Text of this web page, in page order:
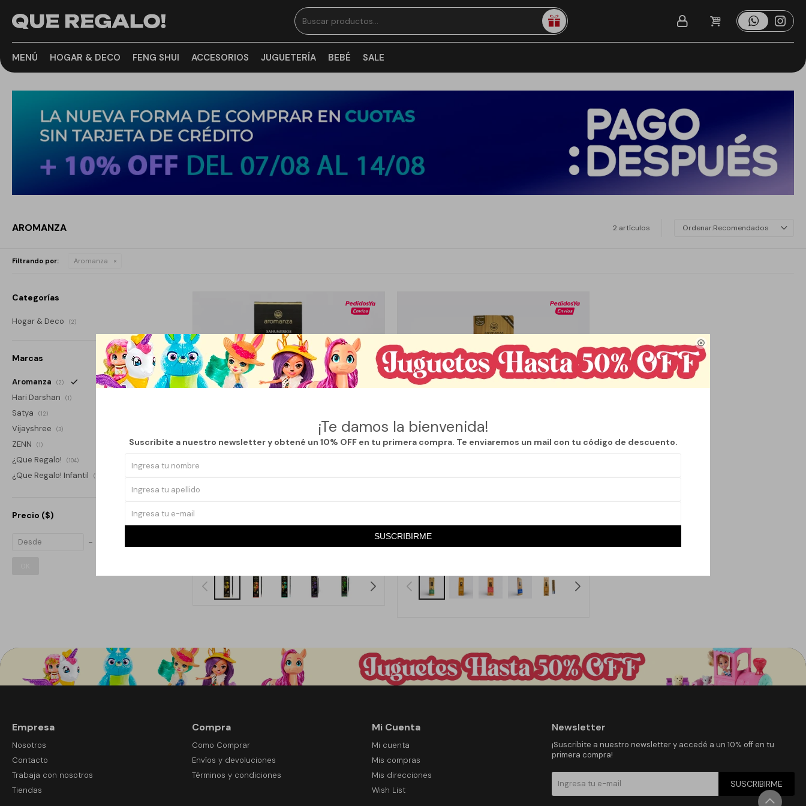

¡Te damos la bienvenida!
Suscribite a nuestro newsletter y obtené un 10% OFF en tu primera compra. Te enviaremos un mail con tu código de descuento.
SUSCRIBIRME
MENÚ HOGAR & DECO FENG SHUI ACCESORIOS JUGUETERÍA BEBÉ SALE
AROMANZA 2 artículos Recomendados
Filtrando por: Aromanza
DULZURA
Categorías
Hogar & Deco (2)
Marcas
Aromanza (2)
Hari Darshan (1)
Satya (12)
Vijayshree (3)
ZENN (1)
¿Que Regalo! (104)
¿Que Regalo! Infantil (1)
Precio ($)
Empresa
Nosotros
Contacto
Trabaja con nosotros
Tiendas
Compra
Como Comprar
Envíos y devoluciones
Términos y condiciones
Mi Cuenta
Mi cuenta
Mis compras
Mis direcciones
Wish List
Newsletter
¡Suscribite a nuestro newsletter y accedé a un 10% off en tu
primera compra!
SUSCRIBIRME